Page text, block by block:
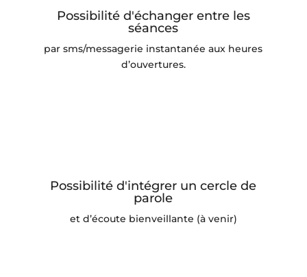
Possibilité d'échanger entre les
séances
par sms/messagerie instantanée aux heures
d’ouvertures.
Possibilité d'intégrer un cercle de
parole
et d’écoute bienveillante (à venir)